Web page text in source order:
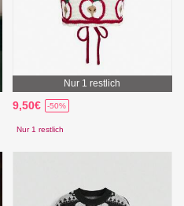
Nur 1 restlich
9,50€ -50%
Nur 1 restlich